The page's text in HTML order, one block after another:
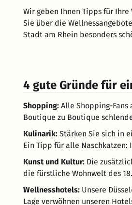
Wir geben Ihnen Tipps für
Sie über die
Stadt am Rhein besonders
4 gute Gründe für
Shopping: Alle Shopping-
Boutique zu Boutique
Kulinarik: Stärken Sie sich in
Ein Tipp für alle Naschkatzen:
Kunst und Kultur: Die
die fürstliche Wohnwelt des
Wellnesshotels: Unsere
Lage verwöhnen unseren